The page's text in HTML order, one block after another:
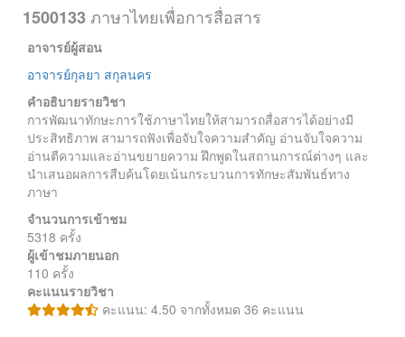
1500133ภาษาไทยเพื่อการสื่อสาร
อาจารย์ผู้สอน
อาจารย์กุลยา สกุลนคร
คำอธิบายรายวิชา
การพัฒนาทักษะการใช้ภาษาไทยให้สามารถสื่อสารได้อย่างมี
ประสิทธิภาพ สามารถฟังเพื่อจับใจความสำคัญ อ่านจับใจความ
อ่านตีความและอ่านขยายความ ฝึกพูดในสถานการณ์ต่างๆ และ
นำเสนอผลการสืบค้นโดยเน้นกระบวนการทักษะสัมพันธ์ทาง
ภาษา
จำนวนการเข้าชม
5318 ครั้ง
ผู้เข้าชมภายนอก
110 ครั้ง
คะแนนรายวิชา
คะแนน: 4.50 จากทั้งหมด 36 คะแนน